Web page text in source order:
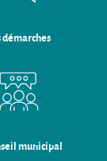
démarches
municipal